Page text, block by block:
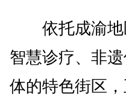
依托成渝地
智慧诊疗、非
体的特色街区